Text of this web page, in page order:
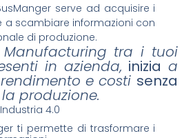
serve ad acquisire i
a scambiare informazioni con
di produzione.
Manufacturing tra i tuoi
in azienda, inizia a
e costi senza
produzione.
ti permette di trasformare i